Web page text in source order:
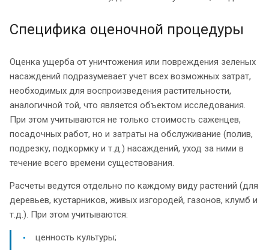
Специфика оценочной процедуры
Оценка ущерба от уничтожения или повреждения зеленых
насаждений подразумевает учет всех возможных затрат,
необходимых для воспроизведения растительности,
аналогичной той, что является объектом исследования.
При этом учитываются не только стоимость саженцев,
посадочных работ, но и затраты на обслуживание (полив,
подрезку, подкормку и т.д.) насаждений, уход за ними в
течение всего времени существования.
Расчеты ведутся отдельно по каждому виду растений (для
деревьев, кустарников, живых изгородей, газонов, клумб и
т.д.). При этом учитываются:
ценность культуры;